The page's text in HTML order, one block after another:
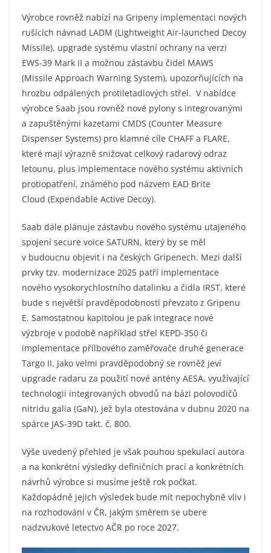
Výrobce rovněž nabízí na Gripeny implementaci nových
rušících návnad LADM (Lightweight Air-launched Decoy
Missile), upgrade systému vlastní ochrany na verzi
EWS-39 Mark II a možnou zástavbu čidel MAWS
(Missile Approach Warning System), upozorňujících na
hrozbu odpálených protiletadlových střel. V nabídce
výrobce Saab jsou rovněž nové pylony s integrovanými
a zapuštěnými kazetami CMDS (Counter Measure
Dispenser Systems) pro klamné cíle CHAFF a FLARE,
které mají výrazně snižovat celkový radarový odraz
letounu, plus implementace nového systému aktivních
protiopatření, známého pod názvem EAD Brite
Cloud (Expendable Active Decoy).
Saab dále plánuje zástavbu nového systému utajeného
spojení secure voice SATURN, který by se měl
v budoucnu objevit i na českých Gripenech. Mezi další
prvky tzv. modernizace 2025 patří implementace
nového vysokorychlostního datalinku a čidla IRST, které
bude s největší pravděpodobností převzato z Gripenu
E. Samostatnou kapitolou je pak integrace nové
výzbroje v podobě například střel KEPD-350 či
implementace přílbového zaměřovače druhé generace
Targo II. Jako velmi pravděpodobný se rovněž jeví
upgrade radaru za použití nové antény AESA, využívající
technologii integrovaných obvodů na bázi polovodičů
nitridu galia (GaN), jež byla otestována v dubnu 2020 na
spárce JAS-39D takt. č. 800.
Výše uvedený přehled je však pouhou spekulací autora
a na konkrétní výsledky definičních prací a konkrétních
návrhů výrobce si musíme ještě rok počkat.
Každopádně jejich výsledek bude mít nepochybně vliv i
na rozhodování v ČR, jakým směrem se ubere
nadzvukové letectvo AČR po roce 2027.